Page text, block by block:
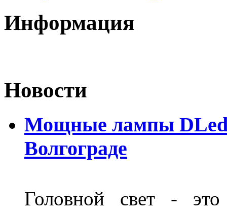
Информация
Новости
Мощные лампы DLed
Волгограде
Головной свет -